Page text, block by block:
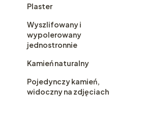
Plaster
Wyszlifowany i
wypolerowany
jednostronnie
Kamień naturalny
Pojedynczy kamień,
widoczny na zdjęciach